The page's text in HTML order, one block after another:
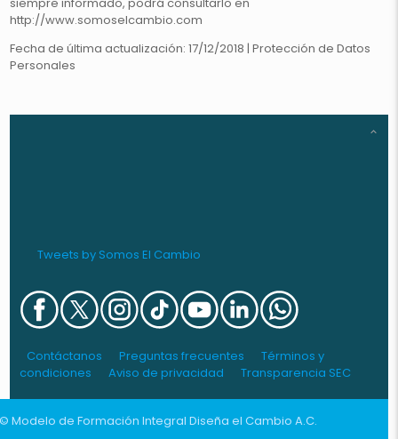
http://www.somoselcambio.com
Fecha de última actualización: 17/12/2018 | Protección de Datos
Personales
Tweets by Somos El Cambio
Contáctanos Preguntas frecuentes
Términos y
condiciones
Aviso de privacidad Transparencia SEC
Modelo de Formación Integral Diseña el Cambio A.C.